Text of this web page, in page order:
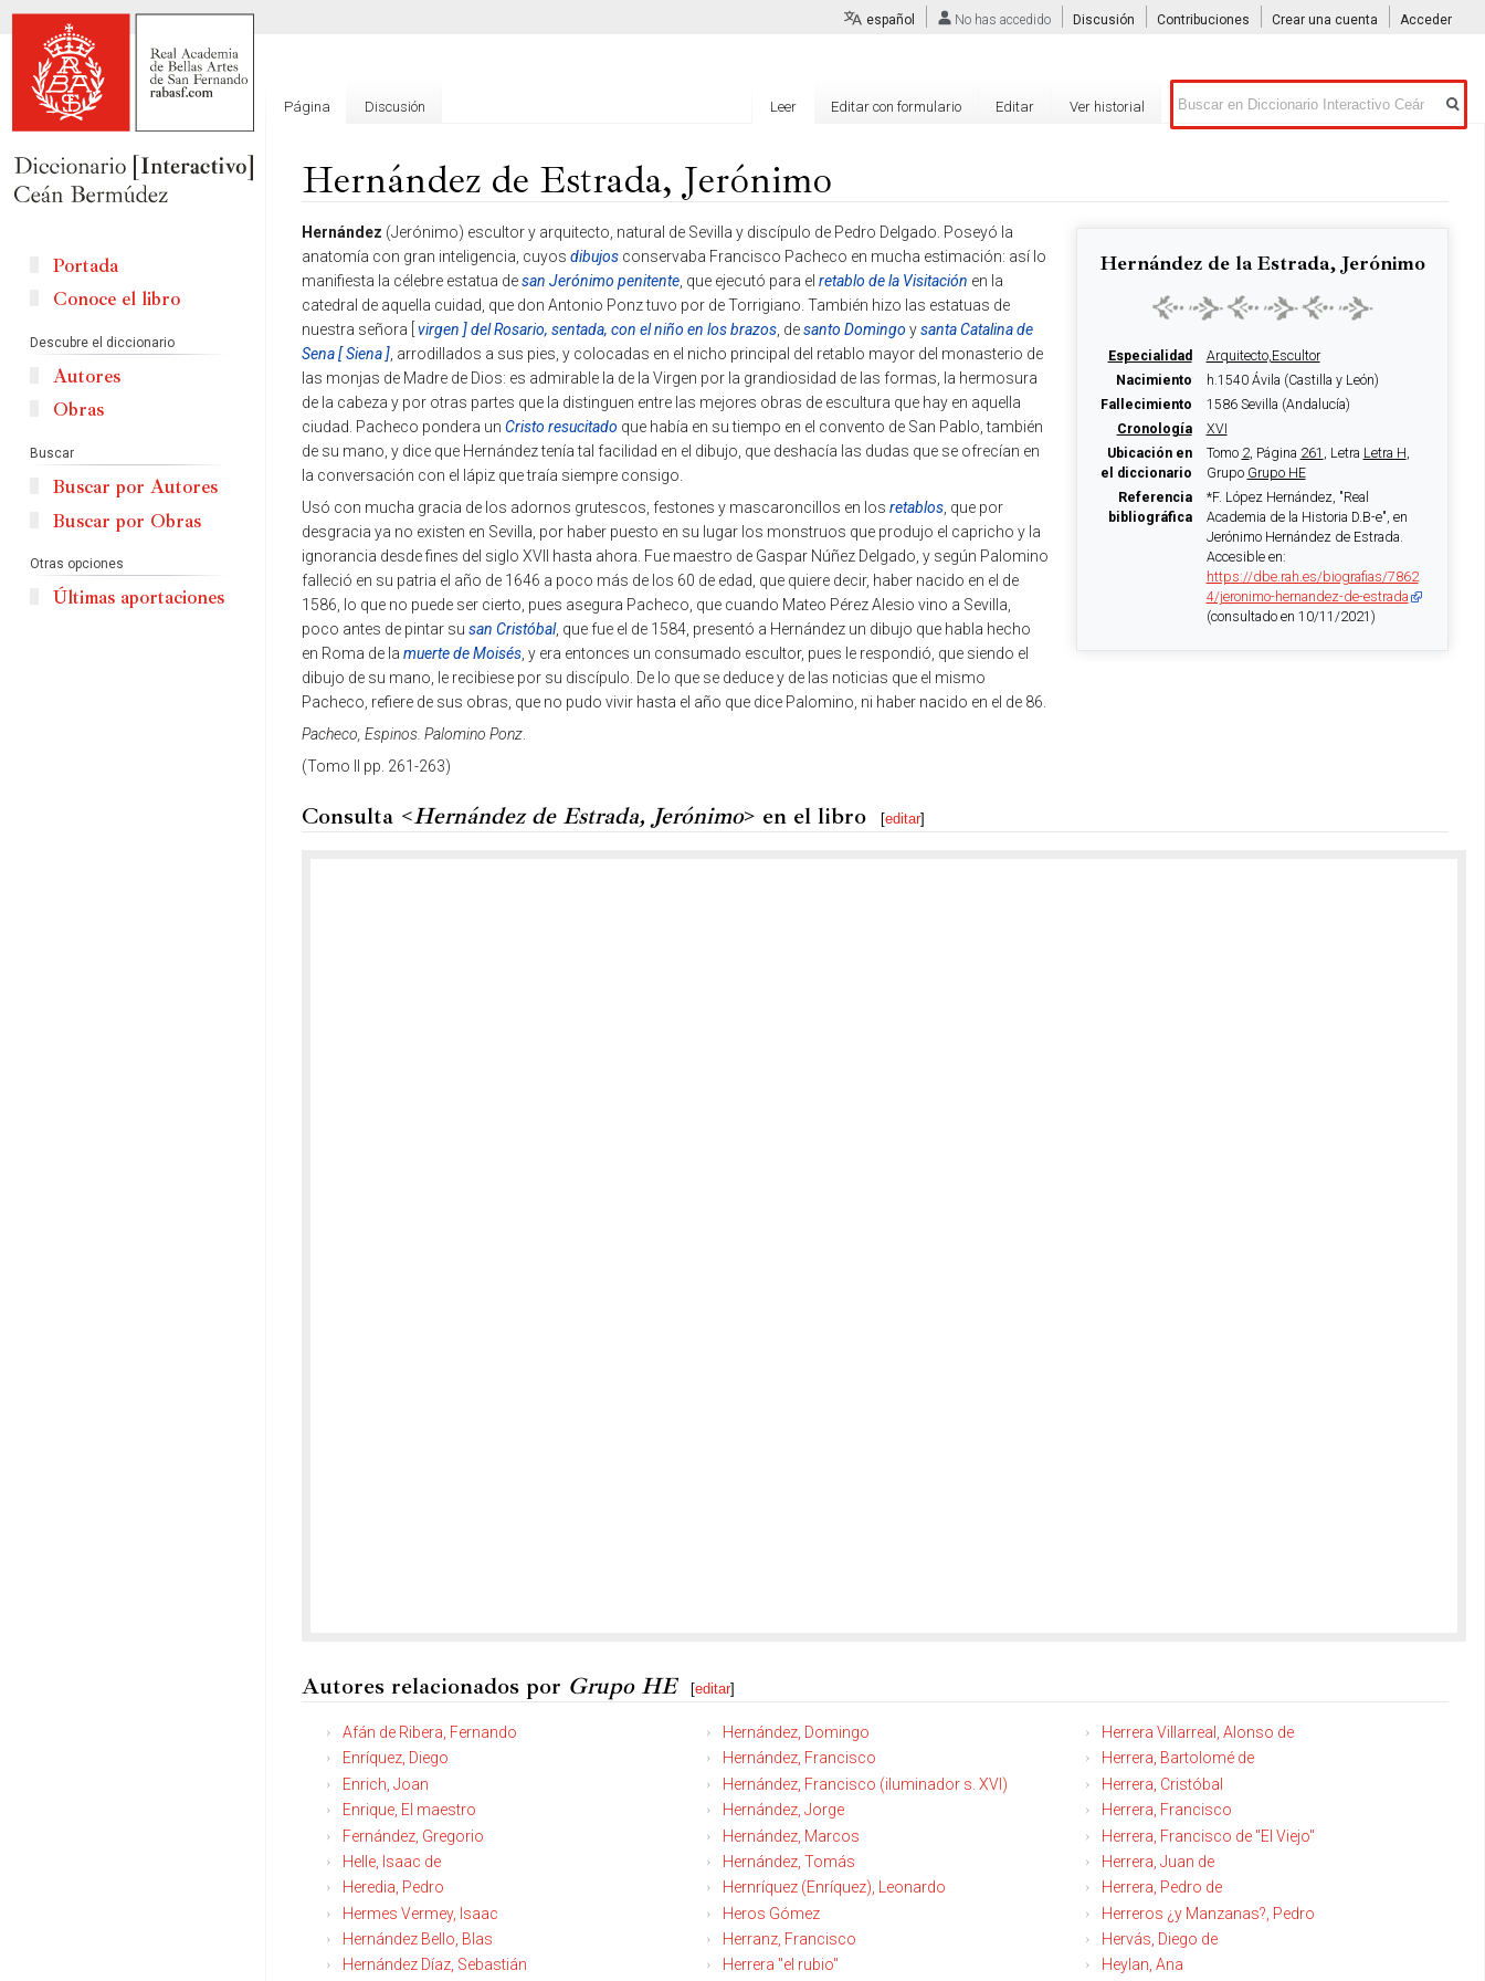
Hernández de Estrada, Jerónimo
Ir
a
la
navegación
Ir
a
la
búsqueda
Hernández de la Estrada, Jerónimo
Especialidad
Arquitecto,Escultor
Nacimiento
h.1540 Ávila (Castilla y León)
Fallecimiento
1586 Sevilla (Andalucía)
Cronología
XVI
Ubicación en
el diccionario
Tomo 2, Página 261 , Letra Letra H,
Grupo Grupo HE
Referencia
bibliográfica
*F. López Hernández, "Real
Academia de la Historia D.B-e", en
Jerónimo Hernández de Estrada.
Accesible en:
https://dbe.rah.es/biografias/7862
4/jeronimo-hernandez-de-estrada
(consultado en 10/11/2021)
Hernández (Jerónimo) escultor y arquitecto, natural de Sevilla y discípulo de Pedro Delgado. Poseyó la
anatomía con gran inteligencia, cuyos dibujos conservaba Francisco Pacheco en mucha estimación: así lo
manifiesta la célebre estatua desan Jerónimo penitente, que ejecutó para el retablo de la Visitación en la
catedral de aquella cuidad, que don Antonio Ponz tuvo por de Torrigiano. También hizo las estatuas de
nuestra señora [ virgen ] del Rosario, sentada, con el niño en los brazos, desanto Domingo ysanta Catalina de
Sena [ Siena ], arrodillados a sus pies, y colocadas en el nicho principal del retablo mayor del monasterio de
las monjas de Madre de Dios: es admirable la de la Virgen por la grandiosidad de las formas, la hermosura
de la cabeza y por otras partes que la distinguen entre las mejores obras de escultura que hay en aquella
ciudad. Pacheco pondera un Cristo resucitado que había en su tiempo en el convento de San Pablo, también
de su mano, y dice que Hernández tenía tal facilidad en el dibujo, que deshacía las dudas que se ofrecían en
la conversación con el lápiz que traía siempre consigo.
Usó con mucha gracia de los adornos grutescos, festones y mascaroncillos en los retablos, que por
desgracia ya no existen en Sevilla, por haber puesto en su lugar los monstruos que produjo el capricho y la
ignorancia desde fines del siglo XVII hasta ahora. Fue maestro de Gaspar Núñez Delgado, y según Palomino
falleció en su patria el año de 1646 a poco más de los 60 de edad, que quiere decir, haber nacido en el de
1586, lo que no puede ser cierto, pues asegura Pacheco, que cuando Mateo Pérez Alesio vino a Sevilla,
poco antes de pintar su san Cristóbal, que fue el de 1584, presentó a Hernández un dibujo que habla hecho
en Roma de la muerte de Moisés, y era entonces un consumado escultor, pues le respondió, que siendo el
dibujo de su mano, le recibiese por su discípulo. De lo que se deduce y de las noticias que el mismo
Pacheco, refiere de sus obras, que no pudo vivir hasta el año que dice Palomino, ni haber nacido en el de 86.
Pacheco, Espinos. Palomino Ponz.
(Tomo II pp. 261-263)
Consulta <Hernández de Estrada, Jerónimo> en el libro [editar]
Autores relacionados por Grupo HE [editar]
Afán de Ribera, Fernando
Enríquez, Diego
Enrich, Joan
Enrique, El maestro
Fernández, Gregorio
Helle, Isaac de
Heredia, Pedro
Hermes Vermey, Isaac
Hernández Bello, Blas
Hernández Díaz, Sebastián
Hernández, Domingo
Hernández, Francisco
Hernández, Francisco (iluminador s. XVI)
Hernández, Jorge
Hernández, Marcos
Hernández, Tomás
Hernríquez (Enríquez), Leonardo
Heros Gómez
Herranz, Francisco
Herrera "el rubio"
Herrera Villarreal, Alonso de
Herrera, Bartolomé de
Herrera, Cristóbal
Herrera, Francisco
Herrera, Francisco de "El Viejo"
Herrera, Juan de
Herrera, Pedro de
Herreros ¿y Manzanas?, Pedro
Hervás, Diego de
Heylan, Ana
español No has accedido Discusión Contribuciones Crear una cuenta Acceder
Página Discusión Leer Editar con formulario Editar Ver historial
Buscar
Portada
Conoce el libro
Descubre el diccionario
Autores
Obras
Buscar
Buscar por Autores
Buscar por Obras
Otras opciones
Últimas aportaciones